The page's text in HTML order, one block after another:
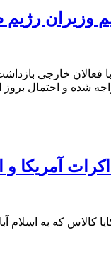
وزیران
با فعالان خارجی
شده و احتمال
آمریکا و
کالاس که به اسلام